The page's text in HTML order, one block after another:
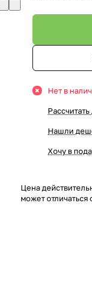
Нет в
Рассчитать
Нашли
Хочу в
Цена
может отличаться